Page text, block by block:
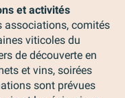
et activités
associations, comités
viticoles du
de découverte en
et vins, soirées
sont prévues